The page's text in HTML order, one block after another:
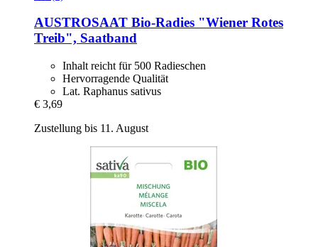
AUSTROSAAT Bio-​Radies "Wiener Rotes
Treib", Saatband
Inhalt reicht für 500 Radieschen
Hervorragende Qualität
Lat. Raphanus sativus
€ 3,69
Zustellung bis 11. August